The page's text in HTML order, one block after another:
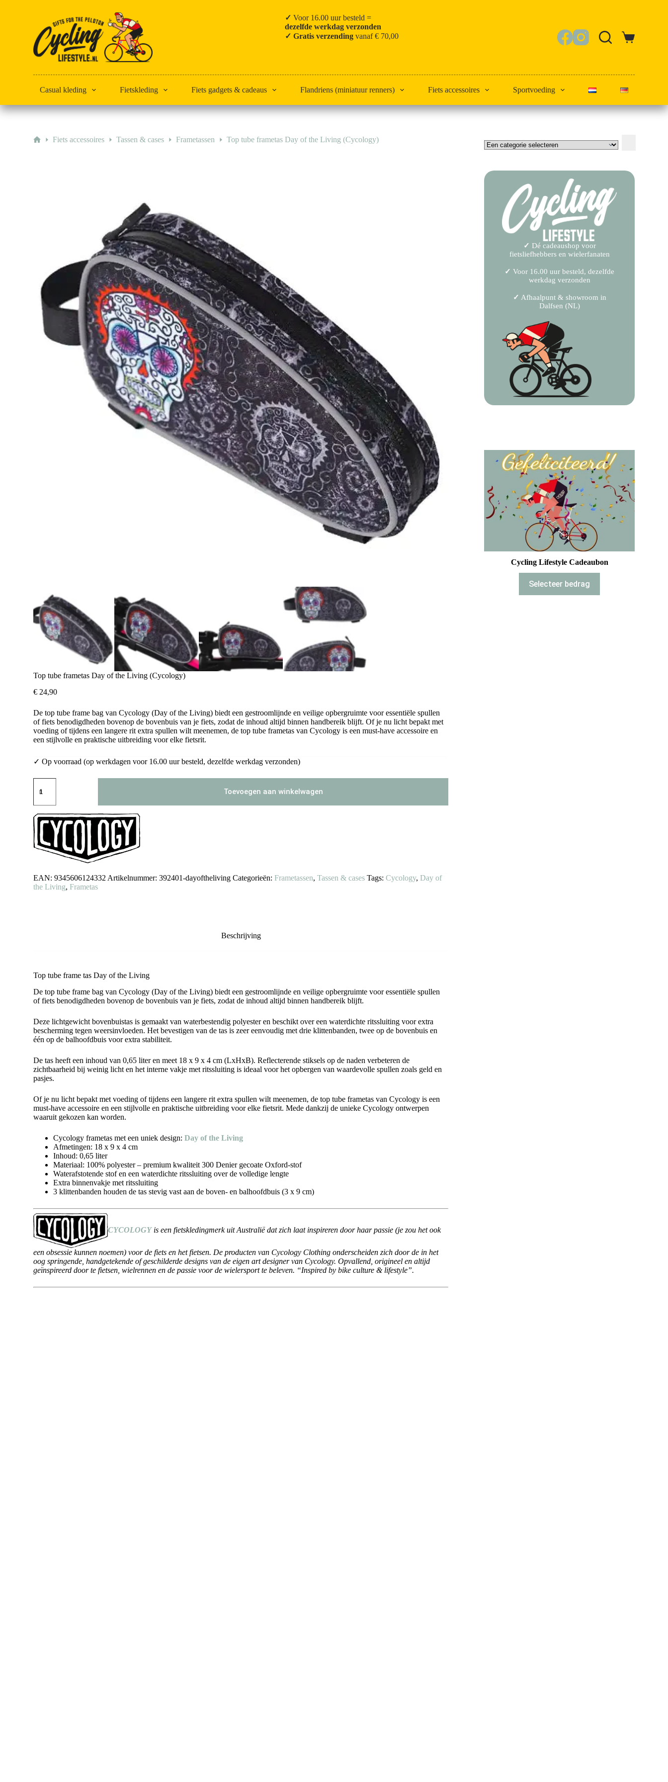
✓ Voor 16.00 uur besteld =
dezelfde werkdag verzonden
✓ Gratis verzendingvanaf € 70,00
Winkelwagen
Casual kleding Fietskleding Fiets gadgets & cadeaus Flandriens (miniatuur renners) Fiets accessoires Sportvoeding
HomeFiets accessoires Tassen & cases Frametassen Top tube frametas Day of the Living (Cycology)
Top tube frametas Day of the Living (Cycology)
€ 24,90
De top tube frame bag van Cycology (Day of the Living) biedt een gestroomlijnde en veilige opbergruimte voor essentiële spullen
of fiets benodigdheden bovenop de bovenbuis van je fiets, zodat de inhoud altijd binnen handbereik blijft. Of je nu licht bepakt met
voeding of tijdens een langere rit extra spullen wilt meenemen, de top tube frametas van Cycology is een must-have accessoire en
een stijlvolle en praktische uitbreiding voor elke fietsrit.
✓ Op voorraad (op werkdagen voor 16.00 uur besteld, dezelfde werkdag verzonden)
tube
Day
of
the
Living
(Cycology)
aantal
Toevoegen aan winkelwagen
EAN:9345606124332 Artikelnummer:392401-dayoftheliving Categorieën:Frametassen,Tassen & cases Tags:Cycology,Day of
the Living,Frametas
Beschrijving
Top tube frame tas Day of the Living
De top tube frame bag van Cycology (Day of the Living) biedt een gestroomlijnde en veilige opbergruimte voor essentiële spullen
of fiets benodigdheden bovenop de bovenbuis van je fiets, zodat de inhoud altijd binnen handbereik blijft.
Deze lichtgewicht bovenbuistas is gemaakt van waterbestendig polyester en beschikt over een waterdichte ritssluiting voor extra
bescherming tegen weersinvloeden. Het bevestigen van de tas is zeer eenvoudig met drie klittenbanden, twee op de bovenbuis en
één op de balhoofdbuis voor extra stabiliteit.
De tas heeft een inhoud van 0,65 liter en meet 18 x 9 x 4 cm (LxHxB). Reflecterende stiksels op de naden verbeteren de
zichtbaarheid bij weinig licht en het interne vakje met ritssluiting is ideaal voor het opbergen van waardevolle spullen zoals geld en
pasjes.
Of je nu licht bepakt met voeding of tijdens een langere rit extra spullen wilt meenemen, de top tube frametas van Cycology is een
must-have accessoire en een stijlvolle en praktische uitbreiding voor elke fietsrit. Mede dankzij de unieke Cycology ontwerpen
waaruit gekozen kan worden.
Cycology frametas met een uniek design:Day of the Living
Afmetingen: 18 x 9 x 4 cm
Inhoud: 0,65 liter
Materiaal: 100% polyester – premium kwaliteit 300 Denier gecoate Oxford-stof
Waterafstotende stof en een waterdichte ritssluiting over de volledige lengte
Extra binnenvakje met ritssluiting
3 klittenbanden houden de tas stevig vast aan de boven- en balhoofdbuis (3 x 9 cm)
CYCOLOGYis een fietskledingmerk uit Australië dat zich laat inspireren door haar passie (je zou het ook
een obsessie kunnen noemen) voor de fiets en het fietsen. De producten van Cycology Clothing onderscheiden zich door de in het
oog springende, handgetekende of geschilderde designs van de eigen art designer van Cycology. Opvallend, origineel en altijd
geïnspireerd door te fietsen, wielrennen en de passie voor de wielersport te beleven. “Inspired by bike culture & lifestyle”.
categorie
✓ Dé cadeaushop voor
fietsliefhebbers en wielerfanaten
✓ Voor 16.00 uur besteld, dezelfde
werkdag verzonden
✓ Afhaalpunt & showroom in
Dalfsen (NL)
Cycling Lifestyle Cadeaubon
Selecteer bedrag